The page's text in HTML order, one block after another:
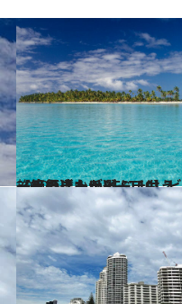
2020.5.2
【絶景ビーチBEST10】ビーチの達人が選ぶ、もう一度行きたいビーチは？
旅＆お出かけ